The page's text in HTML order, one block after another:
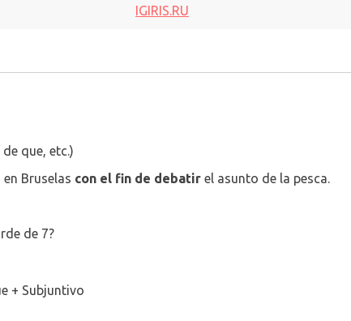
IGIRIS.RU
que, etc.)
en Bruselas con el fin de debatir el asunto de la pesca.
de 7?
+ Subjuntivo